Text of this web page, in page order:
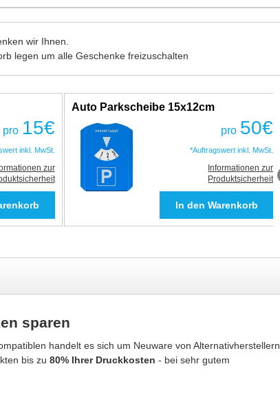
wir Ihnen.
legen um alle Geschenke freizuschalten
pro 15€
inkl. MwSt.
zur
Auto Parkscheibe 15x12cm
pro 50€
*Auftragswert inkl. MwSt.
Informationen zur
Produktsicherheit
sparen
handelt es sich um Neuware von Alternativherstellern
bis zu 80% Ihrer Druckkosten - bei sehr gutem